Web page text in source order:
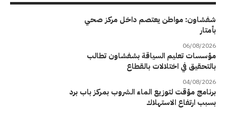
شفشاون: مواطن يعتصم داخل مركز صحي
بأمتار
06/08/2026
مؤسسات تعليم السياقة بشفشاون تطالب
بالتحقيق في اختلالات بالقطاع
04/08/2026
برنامج مؤقت لتوزيع الماء الشروب بمركز باب برد
بسبب ارتفاع الاستهلاك